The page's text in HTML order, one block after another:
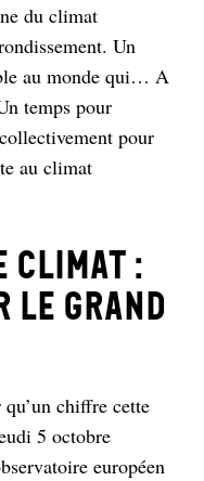
du climat
Un
au monde qui… A
temps pour
pour
au climat
climat :
le grand
chiffre cette
5 octobre
européen